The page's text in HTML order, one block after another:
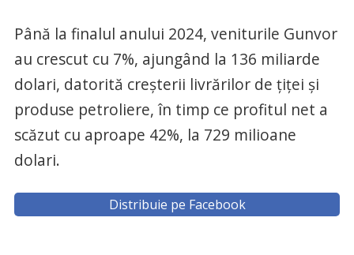
Până la finalul anului 2024, veniturile Gunvor
au crescut cu 7%, ajungând la 136 miliarde
dolari, datorită creșterii livrărilor de țiței și
produse petroliere, în timp ce profitul net a
scăzut cu aproape 42%, la 729 milioane
dolari.
Distribuie pe Facebook